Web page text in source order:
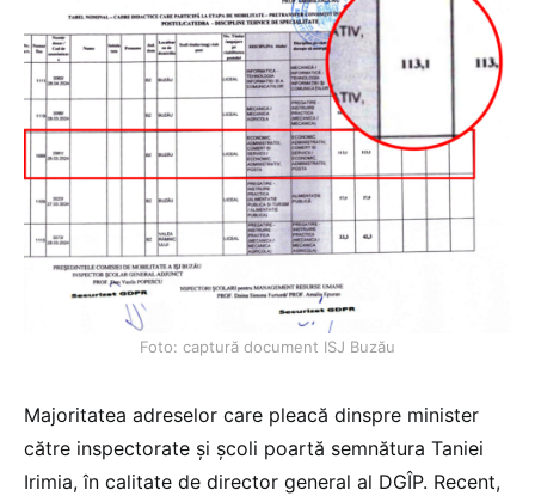
Foto: captură document ISJ Buzău
Majoritatea adreselor care pleacă dinspre minister
către inspectorate și școli poartă semnătura Taniei
Irimia, în calitate de director general al DGÎP. Recent,